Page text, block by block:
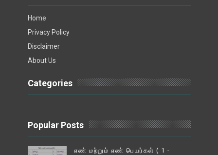
Home
Privacy Policy
Disclaimer
About Us
Categories
Popular Posts
எண் மற்றும் எண் பெயர்கள் ( 1 -